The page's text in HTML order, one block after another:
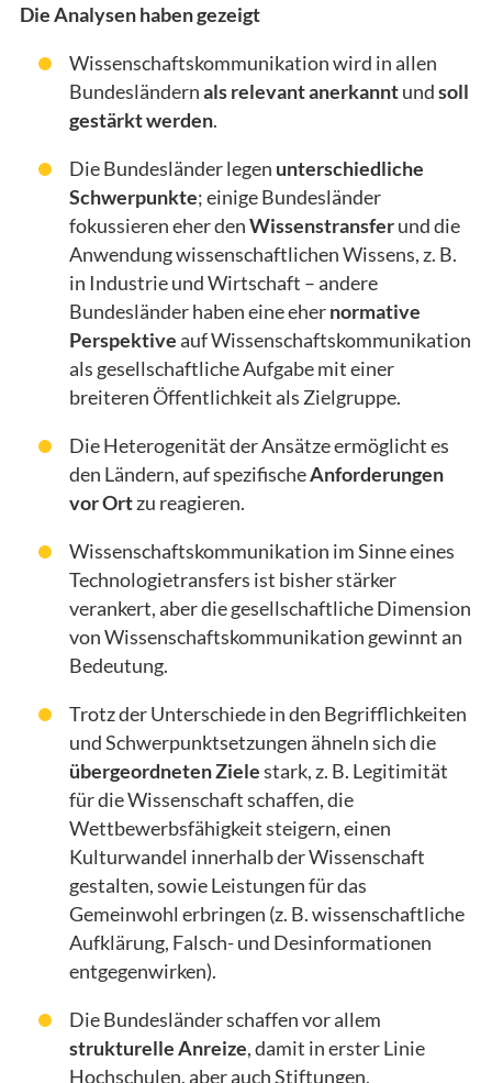
Die Analysen haben gezeigt
Wissenschaftskommunikation wird in allen
Bundesländernals relevant anerkanntundsoll
gestärkt werden.
Die Bundesländer legen unterschiedliche
Schwerpunkte; einige Bundesländer
fokussieren eher denWissenstransferund die
Anwendung wissenschaftlichen Wissens, z. B.
in Industrie und Wirtschaft – andere
Bundesländer haben eine ehernormative
Perspektiveauf Wissenschaftskommunikation
als gesellschaftliche Aufgabe mit einer
breiteren Öffentlichkeit als Zielgruppe.
Die Heterogenität der Ansätze ermöglicht es
den Ländern, auf spezifischeAnforderungen
vor Ortzu reagieren.
Wissenschaftskommunikation im Sinne eines
Technologietransfers ist bisher stärker
verankert, aber die gesellschaftliche Dimension
von Wissenschaftskommunikation gewinnt an
Bedeutung.
Trotz der Unterschiede in den Begrifflichkeiten
und Schwerpunktsetzungen ähneln sich die
übergeordneten Zielestark, z. B. Legitimität
für die Wissenschaft schaffen, die
Wettbewerbsfähigkeit steigern, einen
Kulturwandel innerhalb der Wissenschaft
gestalten, sowie Leistungen für das
Gemeinwohl erbringen (z. B. wissenschaftliche
Aufklärung, Falsch- und Desinformationen
entgegenwirken).
Die Bundesländer schaffen vor allem
strukturelle Anreize, damit in erster Linie
Hochschulen, aber auch Stiftungen,